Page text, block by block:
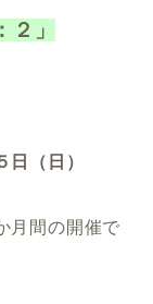
」
日（日）
月間の開催で